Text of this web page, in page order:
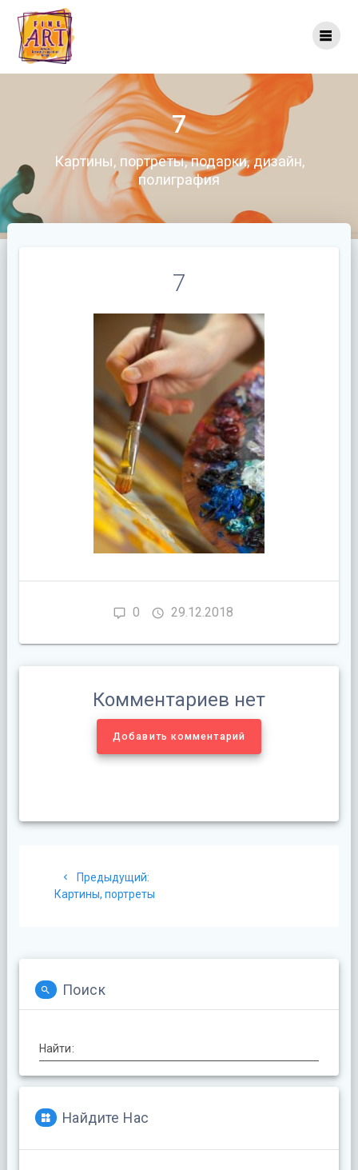
7
Картины, портреты, подарки, дизайн,
полиграфия
7
0 29.12.2018
Комментариев нет
Добавить комментарий
Предыдущий:
запись:
Картины, портреты
Поиск
Найти:
Найдите Нас